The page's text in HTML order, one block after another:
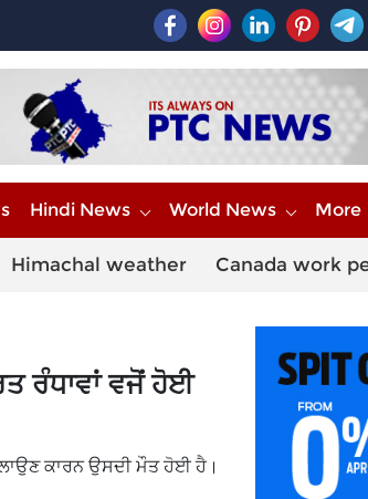
Hindi News World News More
Himachal weather Canada work
ਰੰਧਾਵਾਂ ਵਜੋਂ ਹੋਈ
ਕਾਰਨ ਉਸਦੀ ਮੌਤ ਹੋਈ ਹੈ।